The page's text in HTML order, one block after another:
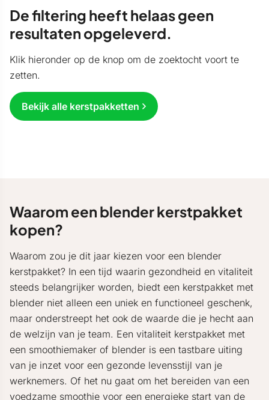
De filtering heeft helaas geen
resultaten opgeleverd.
Klik hieronder op de knop om de zoektocht voort te
zetten.
Bekijk alle kerstpakketten
Waarom een blender kerstpakket
kopen?
Waarom zou je dit jaar kiezen voor een blender
kerstpakket? In een tijd waarin gezondheid en vitaliteit
steeds belangrijker worden, biedt een kerstpakket met
blender niet alleen een uniek en functioneel geschenk,
maar onderstreept het ook de waarde die je hecht aan
de welzijn van je team. Een vitaliteit kerstpakket met
een smoothiemaker of blender is een tastbare uiting
van je inzet voor een gezonde levensstijl van je
werknemers. Of het nu gaat om het bereiden van een
voedzame smoothie voor een energieke start van de